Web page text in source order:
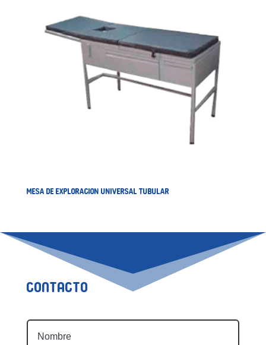
MESA DE EXPLORACION UNIVERSAL TUBULAR
Contacto